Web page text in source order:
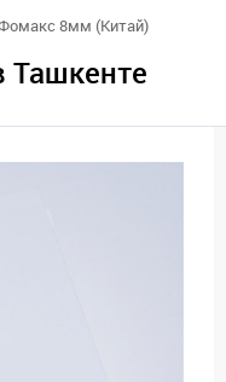
8мм (Китай)
Ташкенте